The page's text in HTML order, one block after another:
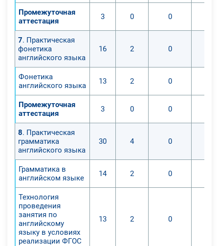
Промежуточная
аттестация
3 0 0
7. Практическая
фонетика
английского языка
16 2 0
Фонетика
английского языка
13 2 0
Промежуточная
аттестация
3 0 0
8. Практическая
грамматика
английского языка
30 4 0
Грамматика в
английском языке
14 2 0
Технология
проведения
занятия по
английскому
языку в условиях
реализации ФГОС
13 2 0